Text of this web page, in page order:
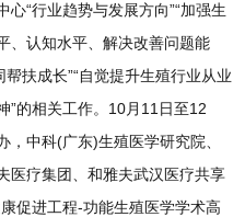
“⾏业趋势与发展⽅向”“加强⽣
、认知⽔平、解决改善问题能
扶成⻓”“⾃觉提升⽣殖⾏业从业
”的相关⼯作。10月11日至12
，中科(广东)生殖医学研究院、
医疗集团、和雅夫武汉医疗共享
促进工程-功能生殖医学学术高